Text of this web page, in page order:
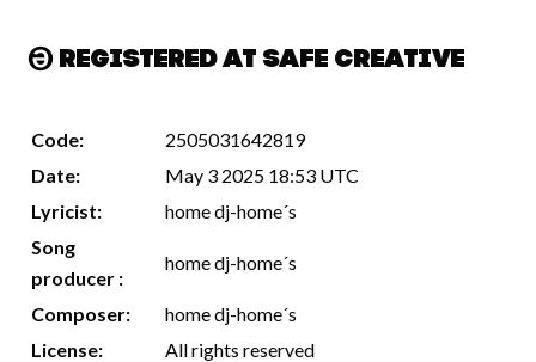
Registered at Safe Creative
Code:
2505031642819
Date:
May 3 2025 18:53 UTC
Lyricist:
home dj-home´s
Song
producer :
home dj-home´s
Composer:
home dj-home´s
License:
All rights reserved